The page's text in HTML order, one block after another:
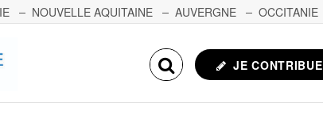
NOUVELLE AQUITAINE AUVERGNE OCCITANIE
JE CONTRIBUE